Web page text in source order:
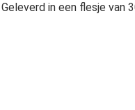
in een flesje van